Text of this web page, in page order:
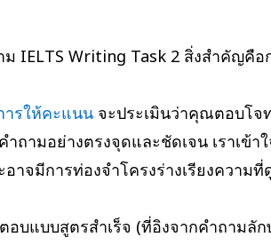
IELTS Writing Task 2 สิ่งสำคัญคื
รให้คะแนน จะประเมินว่าคุณตอบโจ
ถามอย่างตรงจุดและชัดเจน เราเข้า
าจมีการท่องจำโครงร่างเรียงความ
บแบบสูตรสำเร็จ (ที่อิงจากคำถามลั